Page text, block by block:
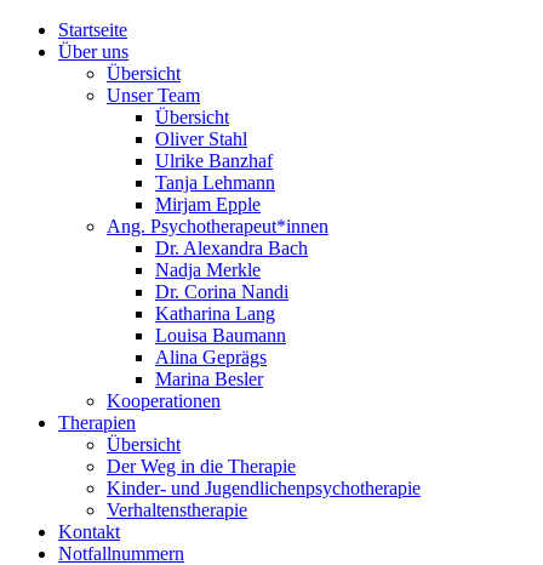
Startseite
Über uns
Übersicht
Unser Team
Übersicht
Oliver Stahl
Ulrike Banzhaf
Tanja Lehmann
Mirjam Epple
Ang. Psychotherapeut*innen
Dr. Alexandra Bach
Nadja Merkle
Dr. Corina Nandi
Katharina Lang
Louisa Baumann
Alina Geprägs
Marina Besler
Kooperationen
Therapien
Übersicht
Der Weg in die Therapie
Kinder- und Jugendlichenpsychotherapie
Verhaltenstherapie
Kontakt
Notfallnummern